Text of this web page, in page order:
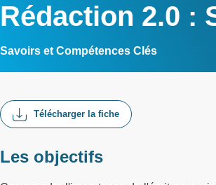
Rédaction 2.0 :
Savoirs et Compétences Clés
Télécharger la fiche
Les objectifs